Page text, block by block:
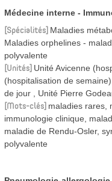
Médecine interne -
Spécialités Maladies
Maladies orphelines -
polyvalente
Unités Unité Avicenne
(hospitalisation de semaine)
de jour
Unité Pierre
Mots-clés maladies rares,
immunologie clinique,
maladie de Rendu-Osler,
polyvalente